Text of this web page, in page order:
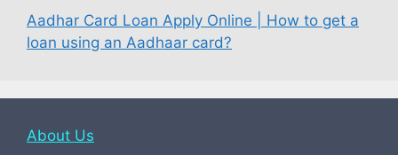
Aadhar Card Loan Apply Online | How to get a
loan using an Aadhaar card?
About Us